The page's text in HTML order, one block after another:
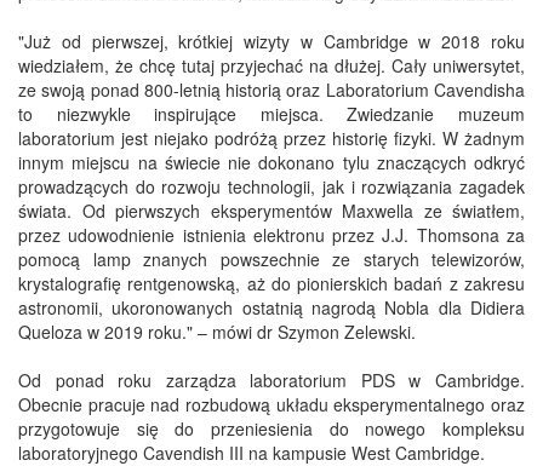
"Już od pierwszej, krótkiej wizyty w Cambridge w 2018 roku
wiedziałem, że chcę tutaj przyjechać na dłużej. Cały uniwersytet,
ze swoją ponad 800-letnią historią oraz Laboratorium Cavendisha
to niezwykle inspirujące miejsca. Zwiedzanie muzeum
laboratorium jest niejako podróżą przez historię fizyki. W żadnym
innym miejscu na świecie nie dokonano tylu znaczących odkryć
prowadzących do rozwoju technologii, jak i rozwiązania zagadek
świata. Od pierwszych eksperymentów Maxwella ze światłem,
przez udowodnienie istnienia elektronu przez J.J. Thomsona za
pomocą lamp znanych powszechnie ze starych telewizorów,
krystalografię rentgenowską, aż do pionierskich badań z zakresu
astronomii, ukoronowanych ostatnią nagrodą Nobla dla Didiera
Queloza w 2019 roku." – mówi dr Szymon Zelewski.
Od ponad roku zarządza laboratorium PDS w Cambridge.
Obecnie pracuje nad rozbudową układu eksperymentalnego oraz
przygotowuje się do przeniesienia do nowego kompleksu
laboratoryjnego Cavendish III na kampusie West Cambridge.